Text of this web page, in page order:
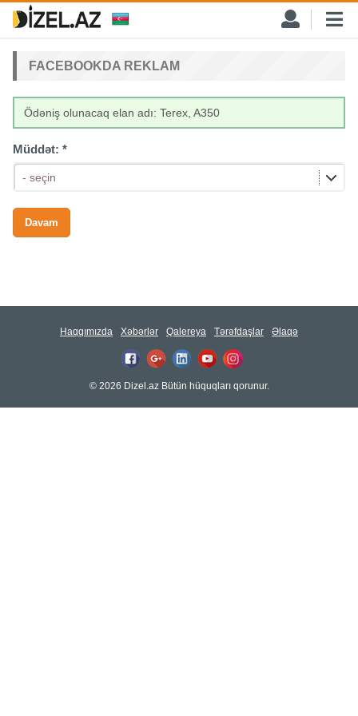
FACEBOOKDA REKLAM
Ödəniş olunacaq elan adı: Terex, A350
Müddət: *
- seçin
Haqqımızda Xəbərlər Qalereya Tərəfdaşlar Əlaqə
© 2026 Dizel.az Bütün hüquqları qorunur.